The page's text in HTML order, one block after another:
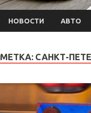
НОВОСТИ АВТО
МЕТКА: САНКТ-